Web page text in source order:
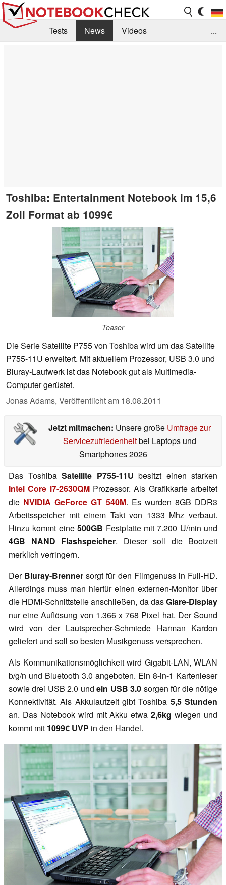
Tests News
Videos
...
Toshiba: Entertainment Notebook im 15,6
Zoll Format ab 1099€
Teaser
Die Serie Satellite P755 von Toshiba wird um das Satellite
P755-11U erweitert. Mit aktuellem Prozessor, USB 3.0 und
Bluray-Laufwerk ist das Notebook gut als Multimedia-
Computer gerüstet.
Jonas Adams, Veröffentlicht am 18.08.2011
Jetzt mitmachen: Unsere große Umfrage zur
Servicezufriedenheitbei Laptops und
Smartphones 2026
Das Toshiba Satellite P755-11U besitzt einen starken
Intel Core i7-2630QMProzessor. Als Grafikkarte arbeitet
die NVIDIA GeForce GT 540M. Es wurden 8GB DDR3
Arbeitsspeicher mit einem Takt von 1333 Mhz verbaut.
Hinzu kommt eine500GB Festplatte mit 7.200 U/min und
4GB NAND Flashspeicher. Dieser soll die Bootzeit
merklich verringern.
Der Bluray-Brenner sorgt für den Filmgenuss in Full-HD.
Allerdings muss man hierfür einen externen-Monitor über
die HDMI-Schnittstelle anschließen, da dasGlare-Display
nur eine Auflösung von 1.366 x 768 Pixel hat. Der Sound
wird von der Lautsprecher-Schmiede Harman Kardon
geliefert und soll so besten Musikgenuss versprechen.
Als Kommunikationsmöglichkeit wird Gigabit-LAN, WLAN
b/g/n und Bluetooth 3.0 angeboten. Ein 8-in-1 Kartenleser
sowie drei USB 2.0 undein USB 3.0 sorgen für die nötige
Konnektivität. Als Akkulaufzeit gibt Toshiba 5,5 Stunden
an. Das Notebook wird mit Akku etwa2,6kg wiegen und
kommt mit 1099€ UVP in den Handel.